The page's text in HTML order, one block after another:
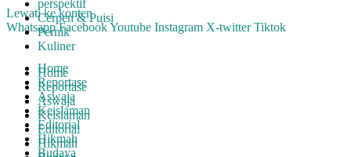
Lewati ke konten
Whatsapp FacebookYoutube Instagram X-twitter Tiktok
Home
Reportase
Aswaja
Keislaman
Editorial
Hikmah
Budaya
perspektif
Cerpen & Puisi
Pernik
Kuliner
Home
Reportase
Aswaja
Keislaman
Editorial
Hikmah